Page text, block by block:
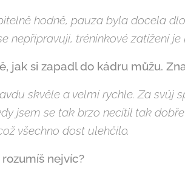
hodně, pauza byla docela
nepřipravuji, tréninkové zatížení
jak si zapadl do kádru můžu.
skvěle a velmi rychle. Za svůj
jsem se tak brzo necítil tak
všechno dost ulehčilo.
nejvíc?